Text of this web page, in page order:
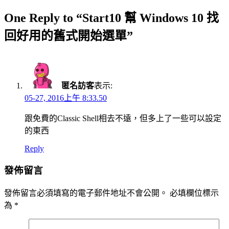
One Reply to “Start10 幫 Windows 10 找
回好用的舊式開始選單”
匿名訪客表示:
05-27, 2016上午 8:33.50
跟免費的Classic Shell相去不遠，但多上了一些可以設定
的東西
Reply
發佈留言
發佈留言必須填寫的電子郵件地址不會公開。 必填欄位標示
為 *